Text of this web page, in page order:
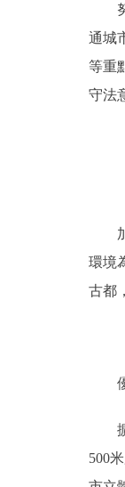
努
通城
等重
守法
加
環境
古都
優
擴
500